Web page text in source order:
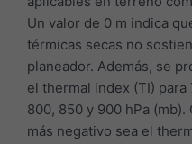
Un valor de 0 m indica
térmicas secas no
planeador. Además, se
el thermal index (TI) para
800, 850 y 900 hPa (mb).
más negativo sea el